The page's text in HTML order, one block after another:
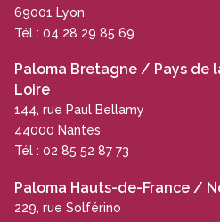
69001 Lyon
Tél : 04 28 29 85 69
Paloma Bretagne / Pays de
Loire
144, rue Paul Bellamy
44000 Nantes
Tél : 02 85 52 87 73
Paloma Hauts-de-France /
229, rue Solférino